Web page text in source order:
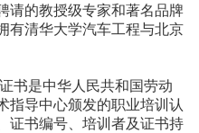
请的教授级专家和著名品牌
有清华大学汽车工程与北京
书是中华人民共和国劳动
指导中心颁发的职业培训认
证书编号、培训者及证书持